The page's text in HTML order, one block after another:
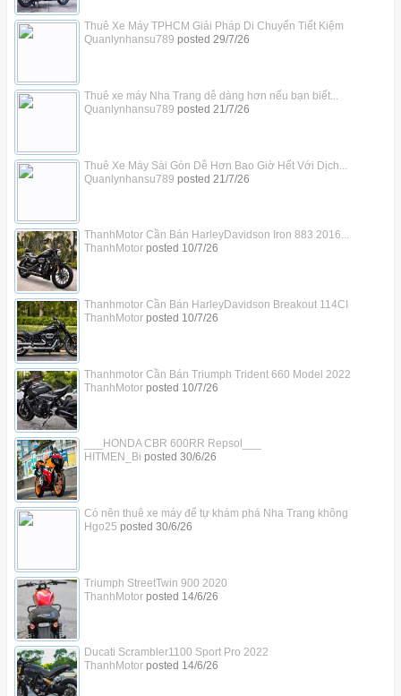
Thuê Xe Máy TPHCM Giải Pháp Di Chuyển Tiết Kiệm
Quanlynhansu789 posted 29/7/26
Thuê xe máy Nha Trang dễ dàng hơn nếu bạn biết...
Quanlynhansu789 posted 21/7/26
Thuê Xe Máy Sài Gòn Dễ Hơn Bao Giờ Hết Với Dịch...
Quanlynhansu789 posted 21/7/26
ThanhMotor Cần Bán HarleyDavidson Iron 883 2016...
ThanhMotorposted 10/7/26
Thanhmotor Cần Bán HarleyDavidson Breakout 114CI
ThanhMotorposted 10/7/26
Thanhmotor Cần Bán Triumph Trident 660 Model 2022
ThanhMotorposted 10/7/26
___HONDA CBR 600RR Repsol___
HITMEN_Bi posted 30/6/26
Có nên thuê xe máy để tự khám phá Nha Trang không
Hgo25 posted 30/6/26
Triumph StreetTwin 900 2020
ThanhMotorposted 14/6/26
Ducati Scrambler1100 Sport Pro 2022
ThanhMotorposted 14/6/26